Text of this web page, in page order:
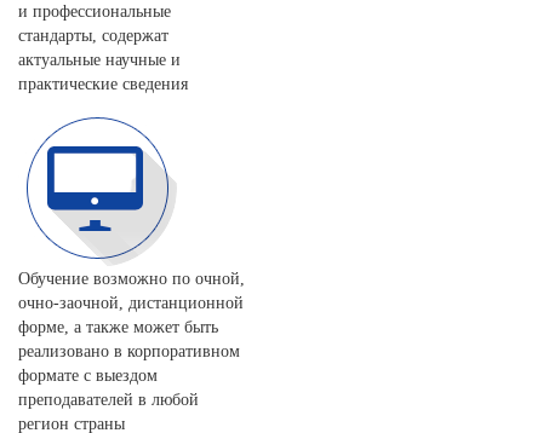
и профессиональные
стандарты, содержат
актуальные научные и
практические сведения
Обучение возможно по очной,
очно-заочной, дистанционной
форме, а также может быть
реализовано в корпоративном
формате с выездом
преподавателей в любой
регион страны